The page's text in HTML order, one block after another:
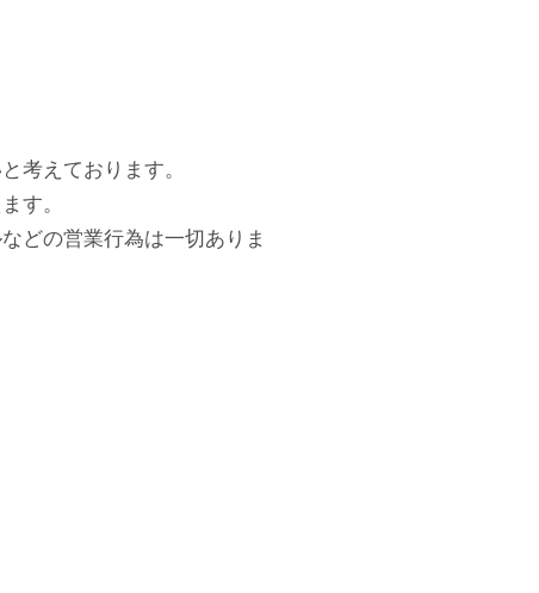
考えております。
す。
どの営業行為は一切ありま